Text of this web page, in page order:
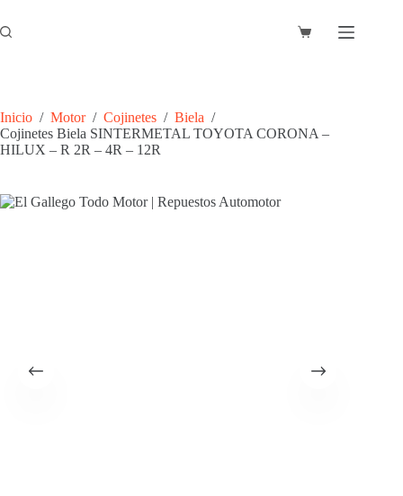
al
contenido
Carro
Inicio / Motor / Cojinetes / Biela /
Cojinetes Biela SINTERMETAL TOYOTA CORONA –
HILUX – R 2R – 4R – 12R